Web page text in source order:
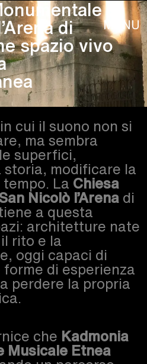
MENU
di
spazio vivo
cui il suono non si
ma sembra
superfici,
modificare la
La Chiesa
Nicolò l’Arena di
a questa
architetture nate
rito e la
oggi capaci di
di esperienza
perdere la propria
che Kadmonia
Musicale Etnea